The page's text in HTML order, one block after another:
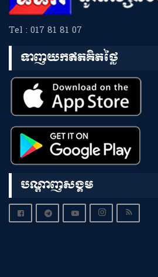
Tel : 017 81 81 07
ទាញយកឥតគិតថ្លៃ
បណ្តាញសង្គម